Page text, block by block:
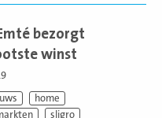
bezorgt
winst
home
sligro